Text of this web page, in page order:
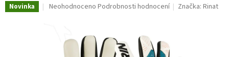
Novinka
Průměrné
Neohodnoceno Podrobnosti hodnocení Značka:Rinat